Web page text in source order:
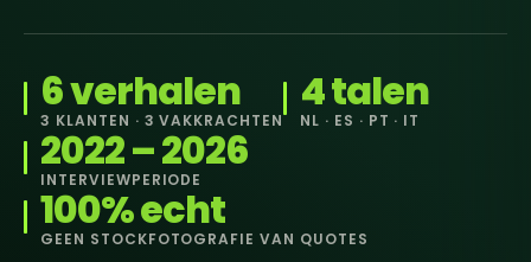
6 verhalen
3 KLANTEN · 3 VAKKRACHTEN
4 talen
NL · ES · PT · IT
2022 – 2026
INTERVIEWPERIODE
100% echt
GEEN STOCKFOTOGRAFIE VAN QUOTES